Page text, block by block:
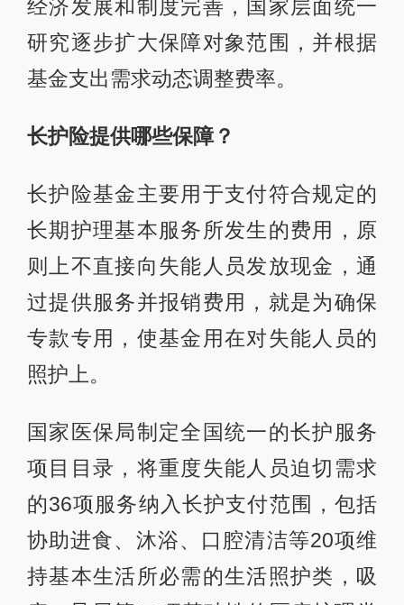
经济发展和制度完善，国家层面统一
研究逐步扩大保障对象范围，并根据
基金支出需求动态调整费率。
长护险提供哪些保障？
长护险基金主要用于支付符合规定的
长期护理基本服务所发生的费用，原
则上不直接向失能人员发放现金，通
过提供服务并报销费用，就是为确保
专款专用，使基金用在对失能人员的
照护上。
国家医保局制定全国统一的长护服务
项目目录，将重度失能人员迫切需求
的36项服务纳入长护支付范围，包括
协助进食、沐浴、口腔清洁等20项维
持基本生活所必需的生活照护类，吸